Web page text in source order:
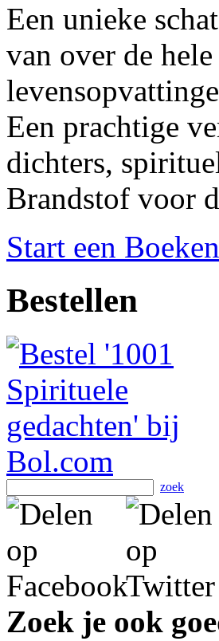
Een unieke
van over de
Een prachtige
dichters,
Brandstof voor
Start een
Bestellen
zoek
Zoek je ook